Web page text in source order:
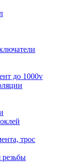
до 1000v
трос
резьбы